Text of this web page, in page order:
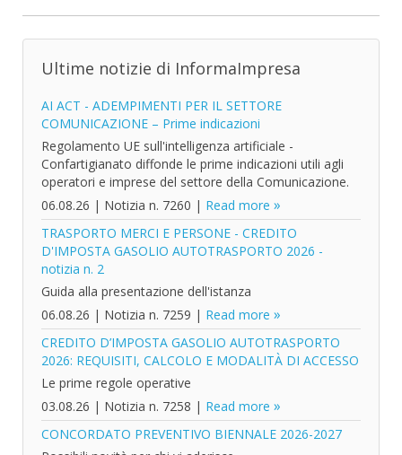
Ultime notizie di InformaImpresa
AI ACT - ADEMPIMENTI PER IL SETTORE
COMUNICAZIONE – Prime indicazioni
Regolamento UE sull'intelligenza artificiale -
Confartigianato diffonde le prime indicazioni utili agli
operatori e imprese del settore della Comunicazione.
06.08.26 | Notizia n. 7260 | Read more
TRASPORTO MERCI E PERSONE - CREDITO
D'IMPOSTA GASOLIO AUTOTRASPORTO 2026 -
notizia n. 2
Guida alla presentazione dell'istanza
06.08.26 | Notizia n. 7259 | Read more
CREDITO D’IMPOSTA GASOLIO AUTOTRASPORTO
2026: REQUISITI, CALCOLO E MODALITÀ DI ACCESSO
Le prime regole operative
03.08.26 | Notizia n. 7258 | Read more
CONCORDATO PREVENTIVO BIENNALE 2026-2027